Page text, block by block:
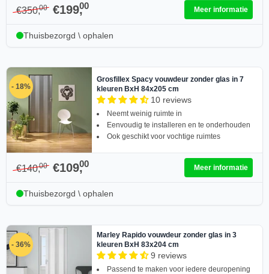
€350,00 €199,
00 Meer informatie
Thuisbezorgd \ ophalen
- 18%
Grosfillex Spacy vouwdeur zonder glas in 7
kleuren BxH 84x205 cm
10 reviews
Neemt weinig ruimte in
Eenvoudig te installeren en te onderhouden
Ook geschikt voor vochtige ruimtes
€140,00 €109,
00 Meer informatie
Thuisbezorgd \ ophalen
- 36%
Marley Rapido vouwdeur zonder glas in 3
kleuren BxH 83x204 cm
9 reviews
Passend te maken voor iedere deuropening